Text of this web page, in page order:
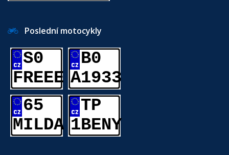
Poslední motocykly
S0
FREEE
B0
A1933
65
MILDA
TP
1BENY